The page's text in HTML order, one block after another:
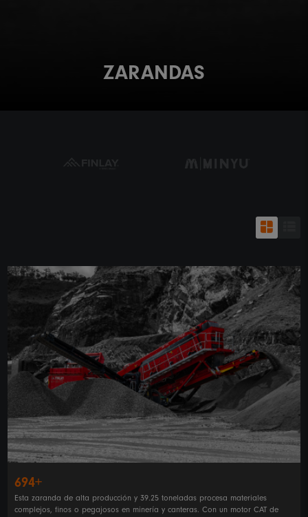
ZARANDAS
694+
Esta zaranda de alta producción y 39.25 toneladas procesa materiales
complejos, finos o pegajosos en minería y canteras. Con un motor CAT de